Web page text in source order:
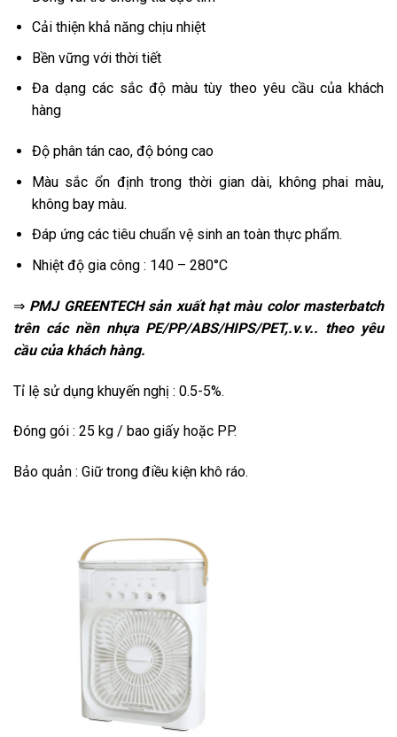
Cải thiện khả năng chịu nhiệt
Bền vững với thời tiết
Đa dạng các sắc độ màu tùy theo yêu cầu của khách
hàng
Độ phân tán cao, độ bóng cao
Màu sắc ổn định trong thời gian dài, không phai màu,
không bay màu.
Đáp ứng các tiêu chuẩn vệ sinh an toàn thực phẩm.
Nhiệt độ gia công : 140 – 280°C
⇒ PMJ GREENTECH sản xuất hạt màu color masterbatch
trên các nền nhựa PE/PP/ABS/HIPS/PET,.v.v.. theo yêu
cầu của khách hàng.
Tỉ lệ sử dụng khuyến nghị : 0.5-5%.
Đóng gói : 25 kg / bao giấy hoặc PP.
Bảo quản : Giữ trong điều kiện khô ráo.